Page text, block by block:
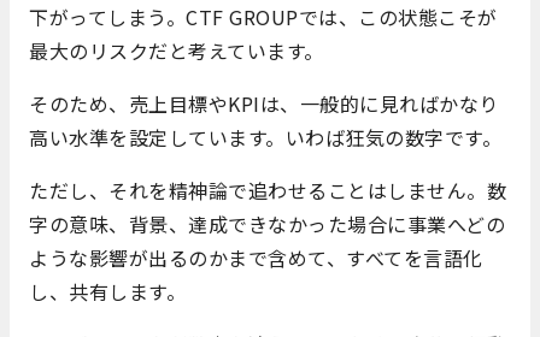
下がってしまう。CTF GROUPでは、この状態こそが
最大のリスクだと考えています。
そのため、売上目標やKPIは、一般的に見ればかなり
高い水準を設定しています。いわば狂気の数字です。
ただし、それを精神論で追わせることはしません。数
字の意味、背景、達成できなかった場合に事業へどの
ような影響が出るのかまで含めて、すべてを言語化
し、共有します。